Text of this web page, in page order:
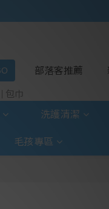
包巾
部落客推薦
洗護清潔
毛孩專區